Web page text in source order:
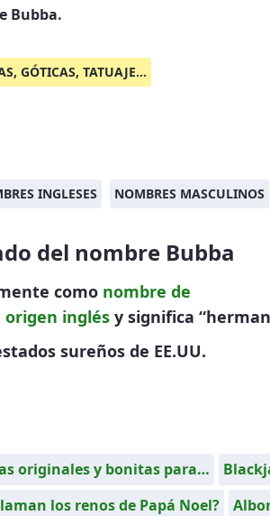
Bubba.
GÓTICAS, TATUAJE...
INGLESES NOMBRES MASCULINOS
del nombre Bubba
como nombre de
origen inglés y significa
sureños de EE.UU.
originales y bonitas para…
los renos de Papá Noel?